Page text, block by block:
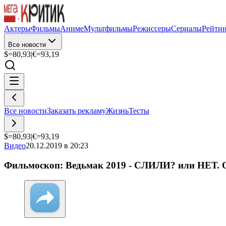
АктерыФильмыАнимеМультфильмыРежиссерыСериалы
Все новости
$=80,93|€=93,19
Все новостиЗаказать рекламуЖизньТесты
$=80,93|€=93,19
Видео20.12.2019 в 20:23
Фильмоскоп: Ведьмак 2019 - СЛИЛИ? или НЕТ.